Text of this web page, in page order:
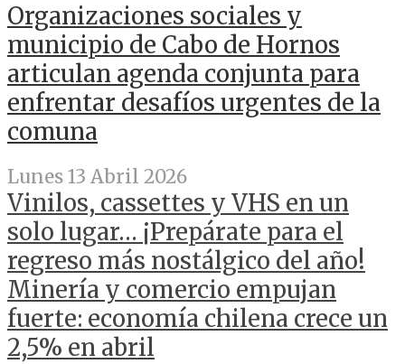
Organizaciones sociales y
municipio de Cabo de Hornos
articulan agenda conjunta para
enfrentar desafíos urgentes de la
comuna
Lunes 13 Abril 2026
Vinilos, cassettes y VHS en un
solo lugar… ¡Prepárate para el
regreso más nostálgico del año!
Minería y comercio empujan
fuerte: economía chilena crece un
2,5% en abril